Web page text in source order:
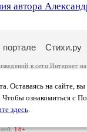
автора
Оставаясь на сайте, вы
Чтобы ознакомиться с
здесь.
Стихи.ру
в сети Интернет
только с согласия его
более подробную
более двух
и количество
.18+